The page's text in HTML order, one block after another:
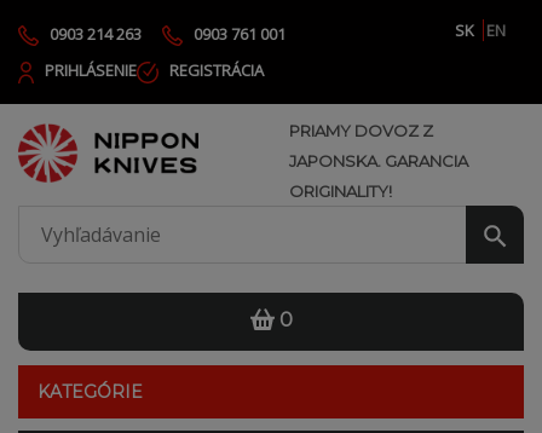
0903 214 263 0903 761 001 SK
EN
PRIHLÁSENIE
REGISTRÁCIA
PRIAMY DOVOZ Z
JAPONSKA. GARANCIA
ORIGINALITY!
0
KATEGÓRIE